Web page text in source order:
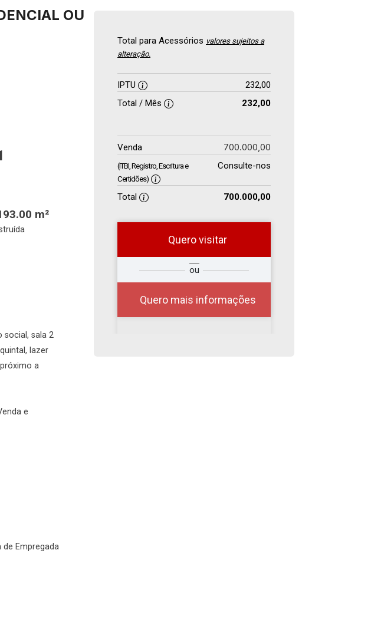
OU
m²
social, sala 2
lazer
a
e
de Empregada
Total para Acessórios valores sujeitos a
alteração.
IPTU
232,00
Total / Mês
232,00
Venda 700.000,00
(ITBI, Registro, Escritura e
Certidões)
Consulte-nos
Total 700.000,00
Quero visitar
ou
Quero mais informações
Qual o melhor dia e
horário para você?